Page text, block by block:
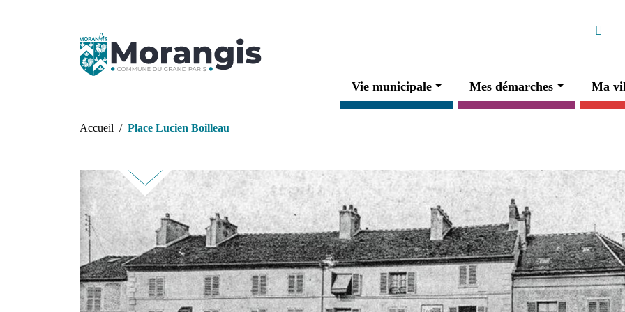
Navigation principale
Vie municipale Mes démarches Ma
Fil d'Ariane
Accueil Place Lucien Boilleau